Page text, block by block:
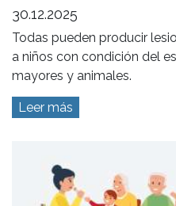
30.12.2025
Todas pueden producir
a niños con condición del
mayores y animales.
Leer más